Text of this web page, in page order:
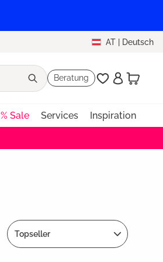
AT | Deutsch
Beratung
% Sale Services Inspiration
Topseller